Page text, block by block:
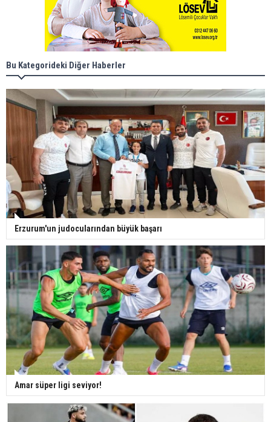
Bu Kategorideki Diğer Haberler
Erzurum'un judocularından büyük başarı
Amar süper ligi seviyor!